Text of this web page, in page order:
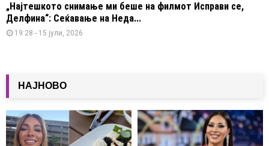
„Најтешкото снимање ми беше на филмот Исправи се,
Делфина“: Сеќавање на Неда...
19:28 - 15 јули, 2026
НАЈНОВО